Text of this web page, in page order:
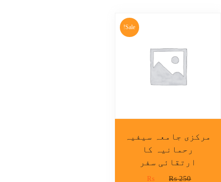
Sale!
مرکزی جامعہ سیفیہ
رحمانیہ کا
ارتقائی سفر
₨250
₨